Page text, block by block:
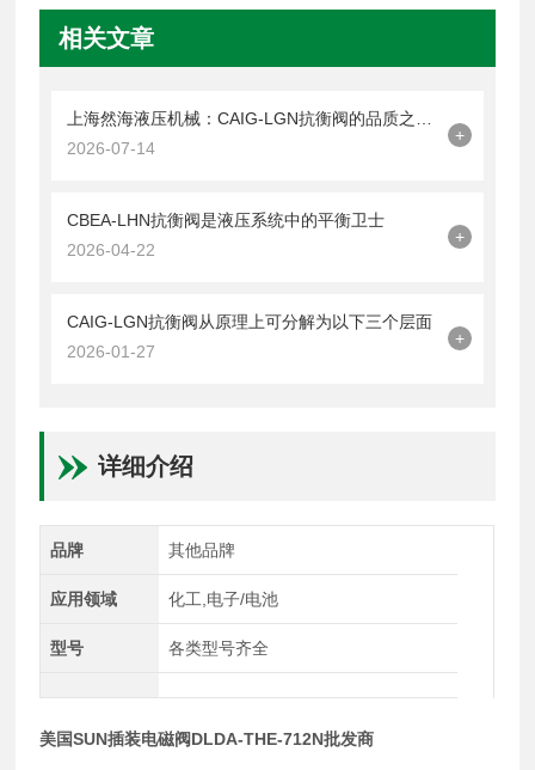
相关文章
2026-07-14
+
CBEA-LHN抗衡阀是液压系统中的平衡卫士
2026-04-22
+
CAIG-LGN抗衡阀从原理上可分解为以下三个层面
2026-01-27
+
详细介绍
品牌 其他品牌
应用领域 化工,电子/电池
型号 各类型号齐全
美国SUN插装电磁阀DLDA-THE-712N批发商